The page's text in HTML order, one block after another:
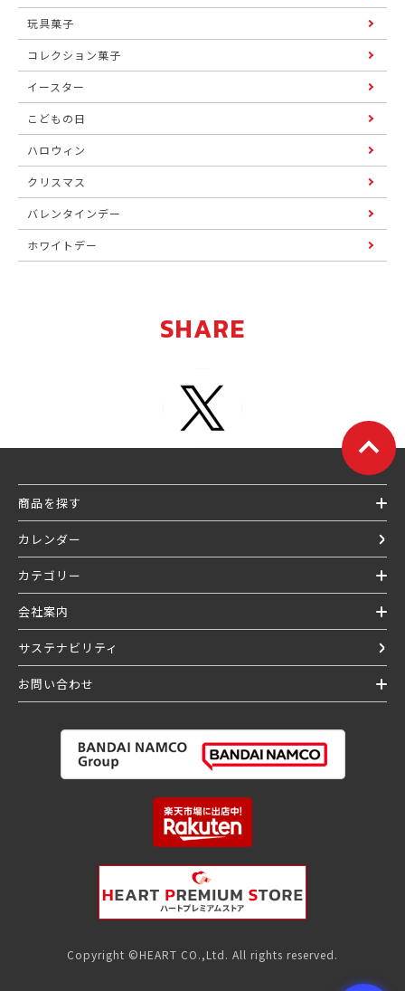
玩具菓子
コレクション菓子
イースター
こどもの日
ハロウィン
クリスマス
バレンタインデー
ホワイトデー
SHARE
商品を探す
カレンダー
カテゴリー
会社案内
サステナビリティ
お問い合わせ
Copyright ©HEART CO.,Ltd. All rights reserved.